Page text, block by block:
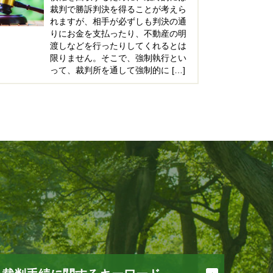
裁判で勝訴判決を得ることが考えら
れますが、相手が必ずしも判決の通
りにお金を支払ったり、不動産の明
渡しなどを行ったりしてくれるとは
限りません。そこで、強制執行とい
って、裁判所を通して強制的に […]